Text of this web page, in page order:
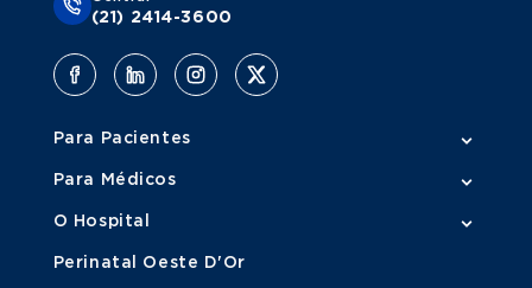
(21) 2414-3600
Para Pacientes
Para Médicos
O Hospital
Perinatal Oeste D'Or